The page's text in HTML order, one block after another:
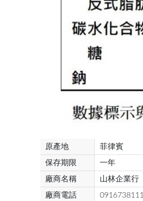
原產地 菲律賓
保存期限 一年
廠商名稱 山林企業行
廠商電話 0916738111